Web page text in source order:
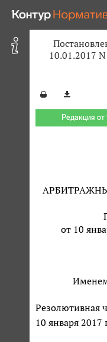
10.01.2017
Редакция от
от 10
Резолютивная
10 января 2017